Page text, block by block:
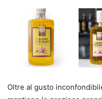
Oltre al gusto